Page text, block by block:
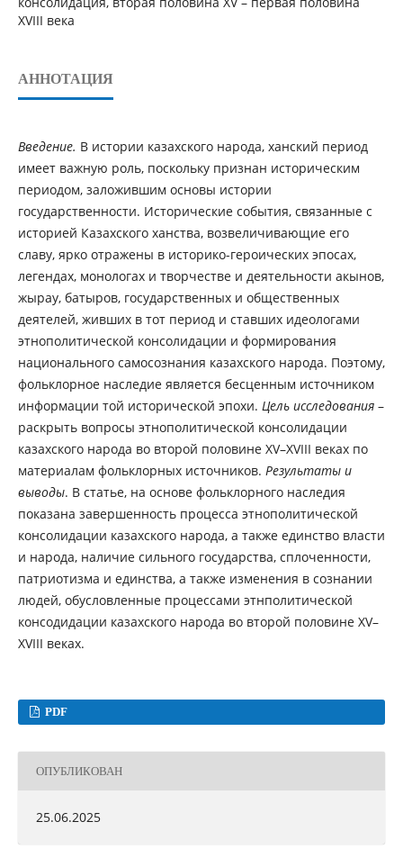
XVIII века
АННОТАЦИЯ
Введение. В истории казахского народа, ханский период
имеет важную роль, поскольку признан историческим
периодом, заложившим основы истории
государственности. Исторические события, связанные с
историей Казахского ханства, возвеличивающие его
славу, ярко отражены в историко-героических эпосах,
легендах, монологах и творчестве и деятельности акынов,
жырау, батыров, государственных и общественных
деятелей, живших в тот период и ставших идеологами
этнополитической консолидации и формирования
национального самосознания казахского народа. Поэтому,
фольклорное наследие является бесценным источником
информации той исторической эпохи. Цель исследования–
раскрыть вопросы этнополитической консолидации
казахского народа во второй половине XV–XVIII веках по
материалам фольклорных источников. Результаты и
выводы. В статье, на основе фольклорного наследия
показана завершенность процесса этнополитической
консолидации казахского народа, а также единство власти
и народа, наличие сильного государства, сплоченности,
патриотизма и единства, а также изменения в сознании
людей, обусловленные процессами этнполитической
консодидации казахского народа во второй половине XV–
XVIII веках.
PDF
ОПУБЛИКОВАН
25.06.2025